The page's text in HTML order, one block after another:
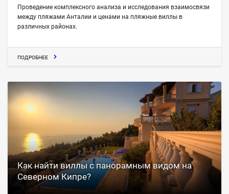
Проведение комплексного анализа и исследования взаимосвязи
между пляжами Анталии и ценами на пляжные виллы в
различных районах.
ПОДРОБНЕЕ
Как найти виллы с панорамным видом на
Северном Кипре?